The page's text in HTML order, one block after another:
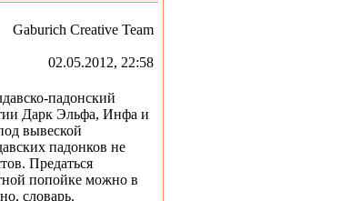
Gaburich Creative Team
02.05.2012, 22:58
падонский
Дарк Эльфа, Инфа и
вывеской
падонков не
Предаться
попойке можно в
словарь.